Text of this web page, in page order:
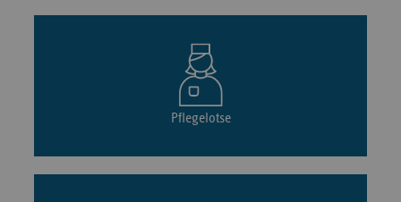
Pflegelotse